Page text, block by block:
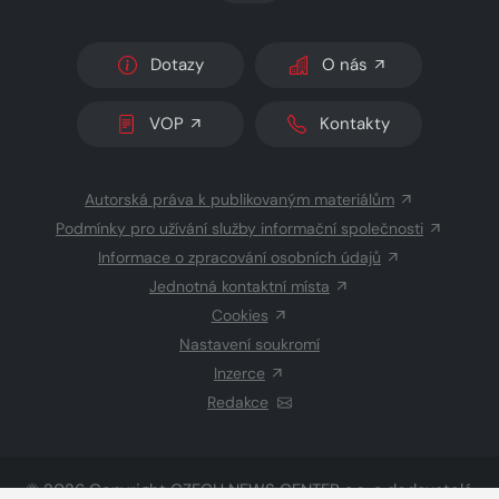
Dotazy O nás
VOP Kontakty
Autorská práva k publikovaným materiálům
Podmínky pro užívání služby informační společnosti
Informace o zpracování osobních údajů
Jednotná kontaktní místa
Cookies
Nastavení soukromí
Inzerce
Redakce
© 2026 CopyrightCZECH NEWS CENTER a.s.a dodavatelé